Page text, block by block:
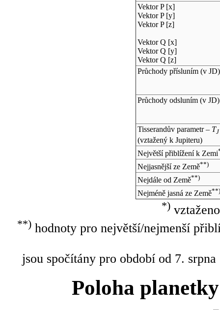
Vektor P [x]
Vektor P [y]
Vektor P [z]
Vektor Q [x]
Vektor Q [y]
Vektor Q [z]
Průchody přísluním (v JD)
Průchody odsluním (v JD)
Tisserandův parametr – TJ
(vztažený k Jupiteru)
Největší přiblížení k Zemi
Nejjasnější ze Země**)
Nejdále od Země**)
Nejméně jasná ze Země**)
*)
**)hodnoty pro největší/nejmenší
jsou spočítány pro období od 7.
Poloha